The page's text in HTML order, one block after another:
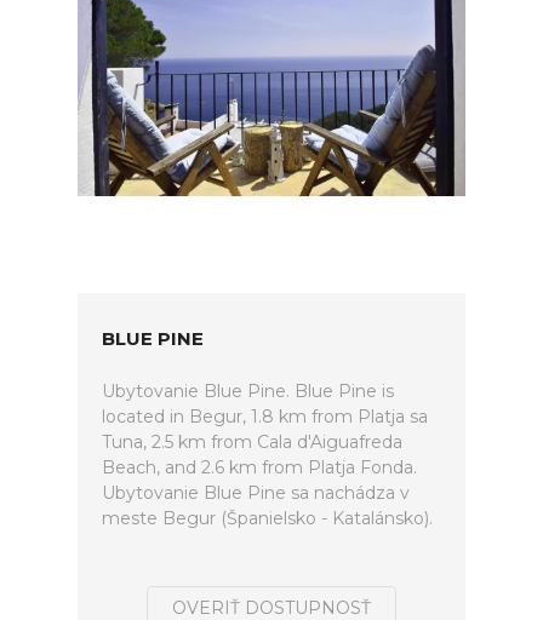
BLUE PINE
Ubytovanie Blue Pine. Blue Pine is
located in Begur, 1.8 km from Platja sa
Tuna, 2.5 km from Cala d'Aiguafreda
Beach, and 2.6 km from Platja Fonda.
Ubytovanie Blue Pine sa nachádza v
meste Begur (Španielsko - Katalánsko).
OVERIŤ DOSTUPNOSŤ